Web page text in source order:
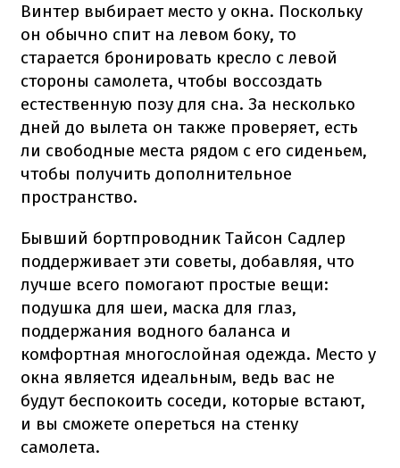
Винтер выбирает место у окна. Поскольку
он обычно спит на левом боку, то
старается бронировать кресло с левой
стороны самолета, чтобы воссоздать
естественную позу для сна. За несколько
дней до вылета он также проверяет, есть
ли свободные места рядом с его сиденьем,
чтобы получить дополнительное
пространство.
Бывший бортпроводник Тайсон Садлер
поддерживает эти советы, добавляя, что
лучше всего помогают простые вещи:
подушка для шеи, маска для глаз,
поддержания водного баланса и
комфортная многослойная одежда. Место у
окна является идеальным, ведь вас не
будут беспокоить соседи, которые встают,
и вы сможете опереться на стенку
самолета.